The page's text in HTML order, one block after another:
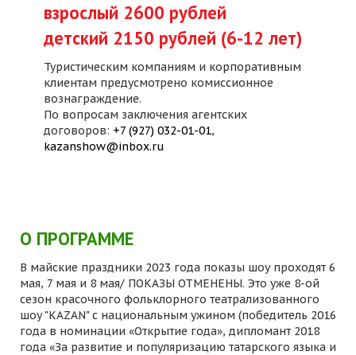
взрослый 2600 рублей
детский 2150 рублей (6-12 лет)
Туристическим компаниям и корпоративным
клиентам предусмотрено комиссионное
вознаграждение.
По вопросам заключения агентских
договоров: +7 (927) 032-01-01,
kazanshow@inbox.ru
О ПРОГРАММЕ
В майские праздники 2023 года показы шоу проходят 6
мая, 7 мая и 8 мая/ ПОКАЗЫ ОТМЕНЕНЫ. Это уже 8-ой
сезон красочного фольклорного театрализованного
шоу "KAZAN" с национальным ужином (победитель 2016
года в номинации «Открытие года», дипломант 2018
года «За развитие и популяризацию татарского языка и